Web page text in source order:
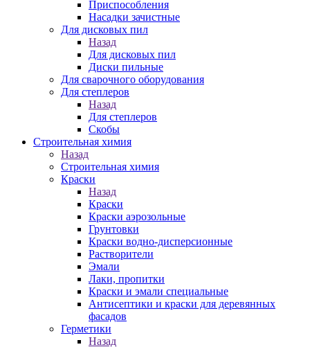
Приспособления
Насадки зачистные
Для дисковых пил
Назад
Для дисковых пил
Диски пильные
Для сварочного оборудования
Для степлеров
Назад
Для степлеров
Скобы
Строительная химия
Назад
Строительная химия
Краски
Назад
Краски
Краски аэрозольные
Грунтовки
Краски водно-дисперсионные
Растворители
Эмали
Лаки, пропитки
Краски и эмали специальные
Антисептики и краски для деревянных
фасадов
Герметики
Назад